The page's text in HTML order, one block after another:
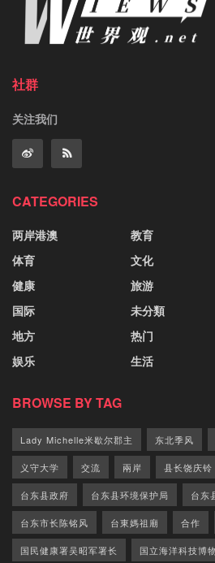
社群
关注我们
CATEGORIES
两岸港澳
体育
健康
国际
地方
娱乐
教育
文化
旅游
未分類
热门
生活
BROWSE BY TAG
Lady Michelle米歇尔郡主 东北季风
义守大学 交流 兩岸 县长饶庆铃
台东县政府 台东县环境保护局 台东
台东市长陈铭风 台東媽祖廟 合作
国民健康署吴昭军署长 国立海洋科技博